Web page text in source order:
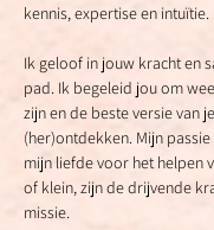
kennis, expertise en intuïtie.
Ik geloof in jouw kracht en
pad. Ik begeleid jou om
zijn en de beste versie van
(her)ontdekken. Mijn
mijn liefde voor het helpen
of klein, zijn de drijvende
missie.